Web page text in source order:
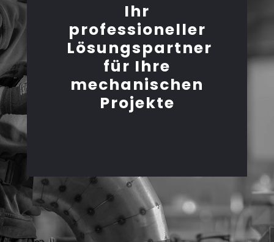
Ihr
professioneller
Lösungspartner
für Ihre
mechanischen
Projekte